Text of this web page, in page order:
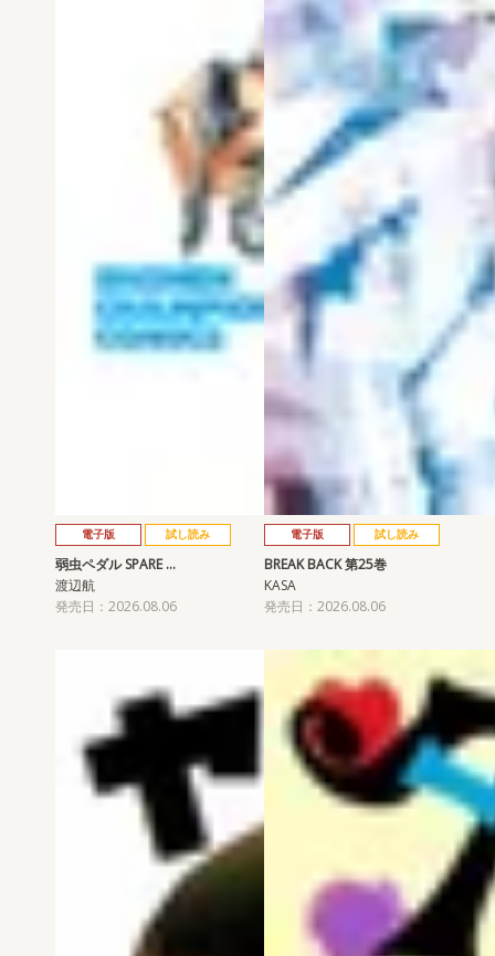
電子版 試し読み
弱虫ペダル SPARE …
渡辺航
発売日：2026.08.06
電子版 試し読み
BREAK BACK 第25巻
KASA
発売日：2026.08.06